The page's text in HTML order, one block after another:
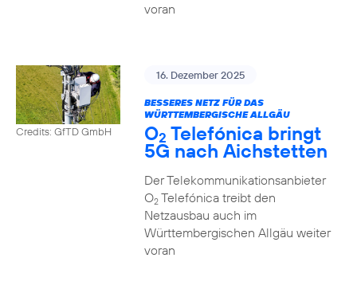
voran
Credits: GfTD GmbH
16. Dezember 2025
BESSERES NETZ FÜR DAS
WÜRTTEMBERGISCHE ALLGÄU
O2 Telefónica bringt
5G nach Aichstetten
Der Telekommunikationsanbieter
O2Telefónica treibt den
Netzausbau auch im
Württembergischen Allgäu weiter
voran